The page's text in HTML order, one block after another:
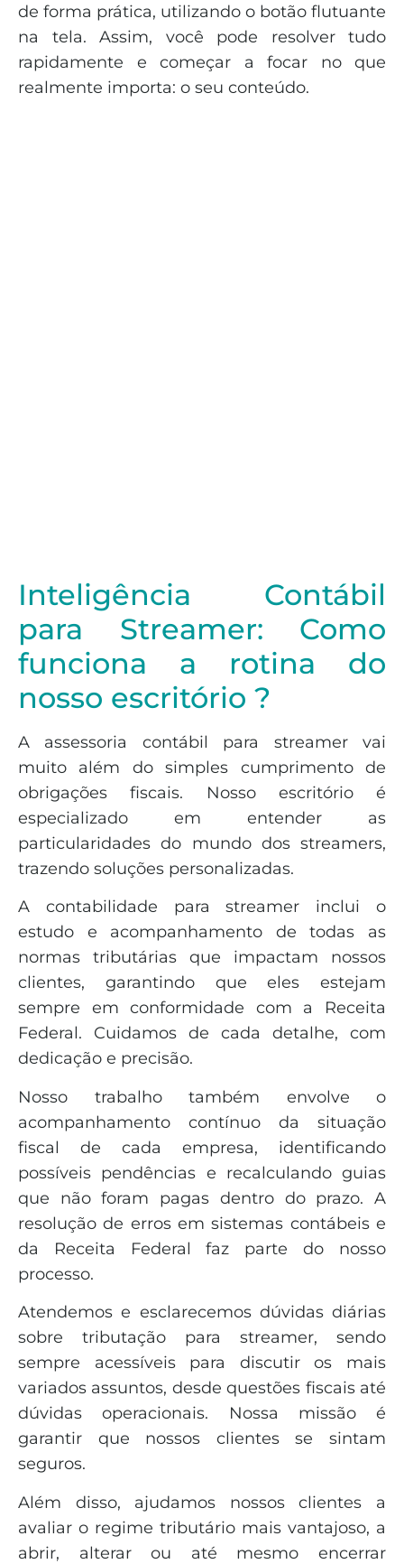
de forma prática, utilizando o botão flutuante
na tela. Assim, você pode resolver tudo
rapidamente e começar a focar no que
realmente importa: o seu conteúdo.
Inteligência Contábil
para Streamer: Como
funciona a rotina do
nosso escritório ?
A assessoria contábil para streamer vai
muito além do simples cumprimento de
obrigações fiscais. Nosso escritório é
especializado em entender as
particularidades do mundo dos streamers,
trazendo soluções personalizadas.
A contabilidade para streamer inclui o
estudo e acompanhamento de todas as
normas tributárias que impactam nossos
clientes, garantindo que eles estejam
sempre em conformidade com a Receita
Federal. Cuidamos de cada detalhe, com
dedicação e precisão.
Nosso trabalho também envolve o
acompanhamento contínuo da situação
fiscal de cada empresa, identificando
possíveis pendências e recalculando guias
que não foram pagas dentro do prazo. A
resolução de erros em sistemas contábeis e
da Receita Federal faz parte do nosso
processo.
Atendemos e esclarecemos dúvidas diárias
sobre tributação para streamer, sendo
sempre acessíveis para discutir os mais
variados assuntos, desde questões fiscais até
dúvidas operacionais. Nossa missão é
garantir que nossos clientes se sintam
seguros.
Além disso, ajudamos nossos clientes a
avaliar o regime tributário mais vantajoso, a
abrir, alterar ou até mesmo encerrar